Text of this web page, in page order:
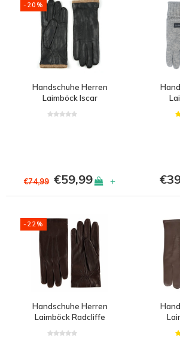
-20%
Handschuhe Herren
Laimböck Iscar
€74,99 €59,99 +
-22%
Handschuhe Herren
Laimböck Radcliffe